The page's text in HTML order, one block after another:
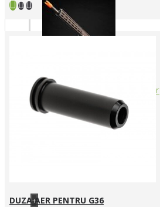
Arme cu actionare prin levier
+
DUZA AER PENTRU G36